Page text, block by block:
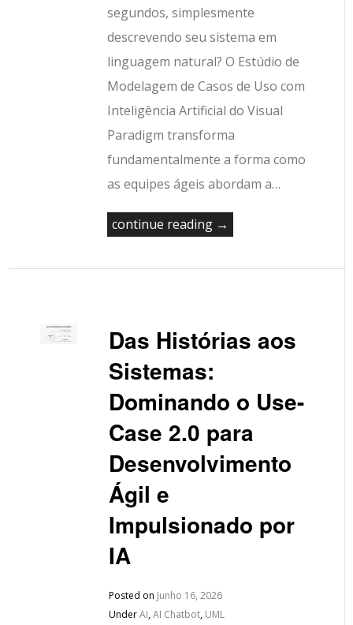
segundos, simplesmente
descrevendo seu sistema em
linguagem natural? O Estúdio de
Modelagem de Casos de Uso com
Inteligência Artificial do Visual
Paradigm transforma
fundamentalmente a forma como
as equipes ágeis abordam a…
continue reading →
Das Histórias aos
Sistemas:
Dominando o Use-
Case 2.0 para
Desenvolvimento
Ágil e
Impulsionado por
IA
Posted on Junho 16, 2026
UnderAI,AI Chatbot, UML